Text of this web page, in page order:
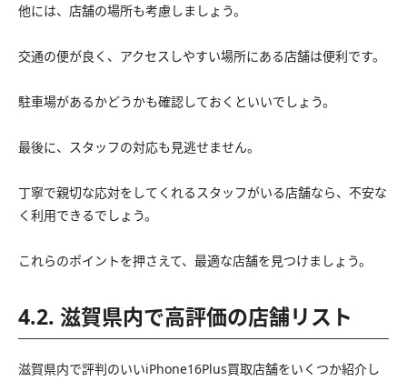
他には、店舗の場所も考慮しましょう。
交通の便が良く、アクセスしやすい場所にある店舗は便利です。
駐車場があるかどうかも確認しておくといいでしょう。
最後に、スタッフの対応も見逃せません。
丁寧で親切な応対をしてくれるスタッフがいる店舗なら、不安な
く利用できるでしょう。
これらのポイントを押さえて、最適な店舗を見つけましょう。
4.2. 滋賀県内で高評価の店舗リスト
滋賀県内で評判のいいiPhone16Plus買取店舗をいくつか紹介し